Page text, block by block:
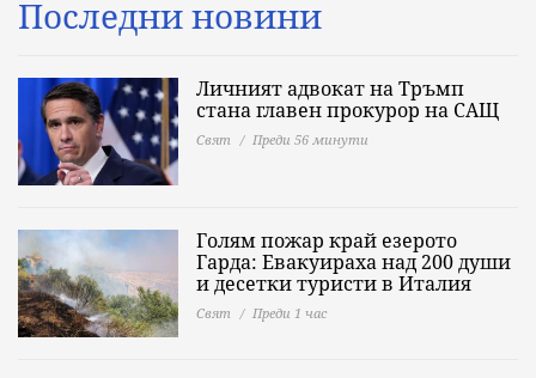
Последни новини
Личният адвокат на Тръмп
стана главен прокурор на САЩ
Свят Преди 56 минути
Голям пожар край езерото
Гарда: Евакуираха над 200 души
и десетки туристи в Италия
Свят Преди 1 час